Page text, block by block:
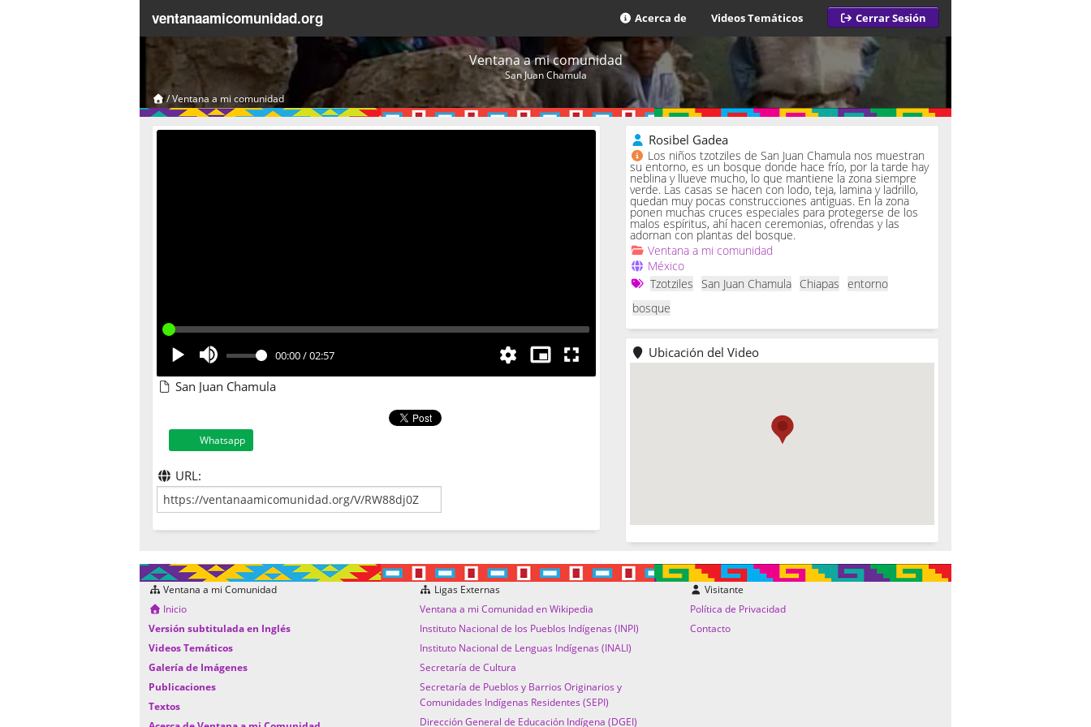
ventanaamicomunidad.org Acerca de Videos Temáticos Cerrar Sesión
Ventana a mi comunidad
San Juan Chamula
/Ventana a mi comunidad
00:00/02:57
San Juan Chamula
Whatsapp
URL:
Rosibel Gadea
Los niños tzotziles de San Juan Chamula nos muestran
su entorno, es un bosque donde hace frío, por la tarde hay
neblina y llueve mucho, lo que mantiene la zona siempre
verde. Las casas se hacen con lodo, teja, lamina y ladrillo,
quedan muy pocas construcciones antiguas. En la zona
ponen muchas cruces especiales para protegerse de los
malos espíritus, ahí hacen ceremonias, ofrendas y las
adornan con plantas del bosque.
Ventana a mi comunidad
México
Tzotziles San Juan Chamula Chiapas entorno
bosque
Ubicación del Video
Ventana a mi Comunidad
Inicio
Versión subtitulada en Inglés
Videos Temáticos
Galería de Imágenes
Publicaciones
Textos
Ligas Externas
Ventana a mi Comunidad en Wikipedia
Instituto Nacional de los Pueblos Indígenas (INPI)
Instituto Nacional de Lenguas Indígenas (INALI)
Secretaría de Cultura
Secretaría de Pueblos y Barrios Originarios y
Comunidades Indígenas Residentes (SEPI)
Dirección General de Educación Indígena (DGEI)
Visitante
Política de Privacidad
Contacto